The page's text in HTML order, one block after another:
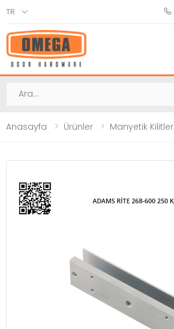
TR
Ara
Anasayfa Ürünler Manyetik Kilitler